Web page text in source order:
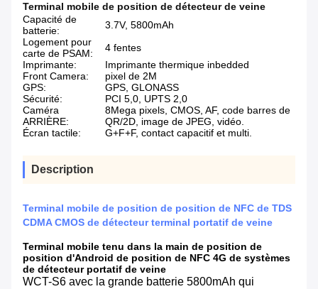
Terminal mobile de position de détecteur de veine
Capacité de
batterie:
3.7V, 5800mAh
Logement pour
carte de PSAM:
4 fentes
Imprimante:
Imprimante thermique inbedded
Front Camera:
pixel de 2M
GPS:
GPS, GLONASS
Sécurité:
PCI 5,0, UPTS 2,0
Caméra
ARRIÈRE:
8Mega pixels, CMOS, AF, code barres de
QR/2D, image de JPEG, vidéo.
Écran tactile:
G+F+F, contact capacitif et multi.
Description
Terminal mobile de position de position de NFC de TDS
CDMA CMOS de détecteur terminal portatif de veine
Terminal mobile tenu dans la main de position de
position d'Android de position de NFC 4G de systèmes
de détecteur portatif de veine
WCT-S6 avec la grande batterie 5800mAh qui